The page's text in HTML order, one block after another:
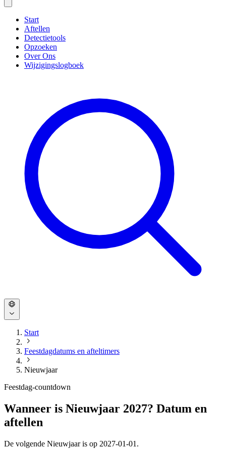
Start
Aftellen
Detectietools
Opzoeken
Over Ons
Wijzigingslogboek
Start
Feestdagdatums en afteltimers
Nieuwjaar
Feestdag-countdown
Wanneer is Nieuwjaar 2027? Datum en
aftellen
De volgende Nieuwjaar is op 2027-01-01.